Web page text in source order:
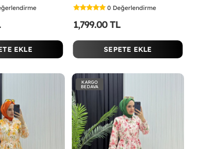
EKLE
0 Değerlendirme
1,799.00 TL
SEPETE EKLE
KARGO
BEDAVA